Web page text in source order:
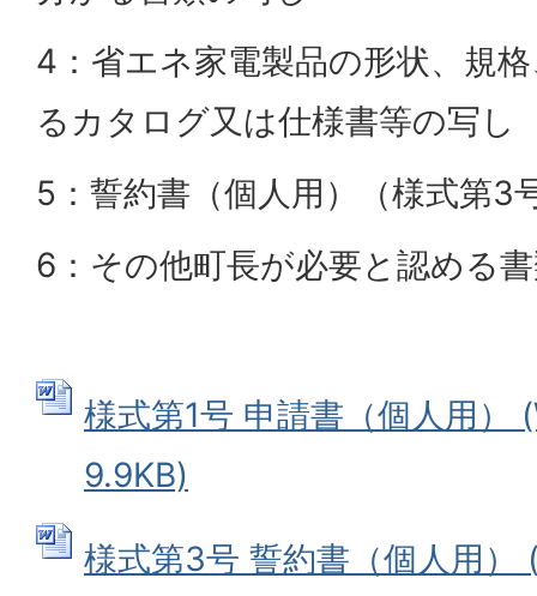
4：省エネ家電製品の形状、規
るカタログ又は仕様書等の写し
5：誓約書（個人用）（様式第3
6：その他町長が必要と認める
様式第1号 申請書（個人用）
9.9KB)
様式第3号 誓約書（個人用）